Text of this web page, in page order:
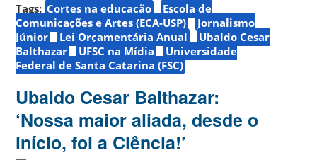
Tags: Cortes na educação
Escola de
Comunicações e Artes (ECA-USP)
Jornalismo
Júnior
Lei Orçamentária Anual
Ubaldo Cesar
Balthazar
UFSC na Mídia
Universidade
Federal de Santa Catarina (FSC)
Ubaldo Cesar Balthazar:
‘Nossa maior aliada, desde o
início, foi a Ciência!’